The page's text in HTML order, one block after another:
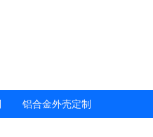
铝合金外壳定制